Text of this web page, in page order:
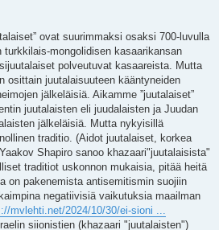
ovat suurimmaksi osaksi 700-luvulla
turkkilais-mongolidisen kasaarikansan
polveutuvat kasaareista. Mutta
osittain juutalaisuuteen kääntyneiden
jälkeläisiä. Aikamme ”juutalaiset”
juutalaisten eli juudalaisten ja Juudan
jälkeläisiä. Mutta nykyisillä
traditio. (Aidot juutalaiset, korkea
Shapiro sanoo khazaari"juutalaisista"
traditiot uskonnon mukaisia, pitää heitä
on pakenemista antisemitismin suojiin
negatiivisiä vaikutuksia maailman
mvlehti.net/2024/10/30/ei-sioni ...
siionistien (khazaari "juutalaisten")